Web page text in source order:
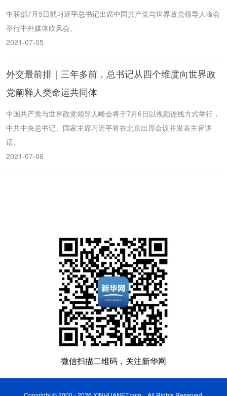
中联部7月5日就习近平总书记出席中国共产党与世界政党领导人峰会
举行中外媒体吹风会。
2021-07-05
外交最前排｜三年多前，总书记从四个维度向世界政
党阐释人类命运共同体
中国共产党与世界政党领导人峰会将于7月6日以视频连线方式举行，
中共中央总书记、国家主席习近平将在北京出席会议并发表主旨讲
话。
2021-07-06
微信扫描二维码，关注新华网